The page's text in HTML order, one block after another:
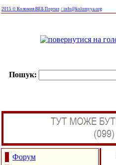
2015 © Коломия ВЕБ Портал / info@kolomyya.org
Пошук:
Форум